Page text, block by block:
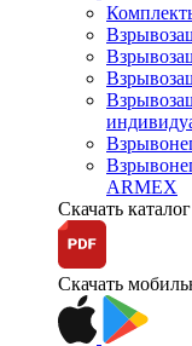
ARMEX
Скачать каталог
Скачать